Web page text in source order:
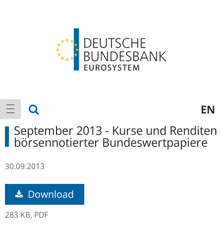
Hauptnavigation
Navigation anzeigen EN
September 2013 - Kurse und Renditen
börsennotierter Bundeswertpapiere
30.09.2013
Download
283 KB, PDF